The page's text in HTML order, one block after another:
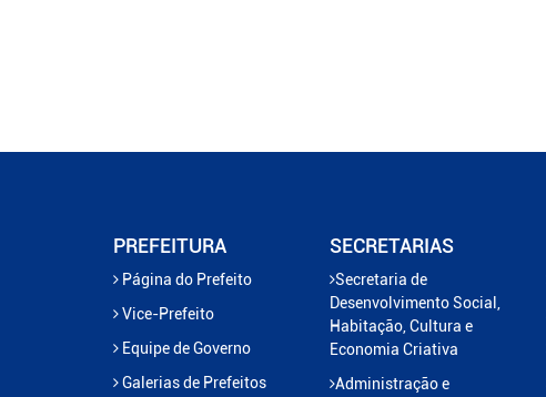
PREFEITURA
Página do Prefeito
Vice-Prefeito
Equipe de Governo
Galerias de Prefeitos
SECRETARIAS
Secretaria de
Desenvolvimento Social,
Habitação, Cultura e
Economia Criativa
Administração e